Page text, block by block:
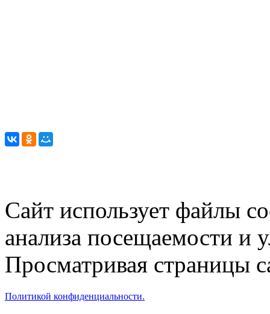
Сайт использует файлы
анализа посещаемости и
Просматривая страницы
Политикой конфиденциальности.